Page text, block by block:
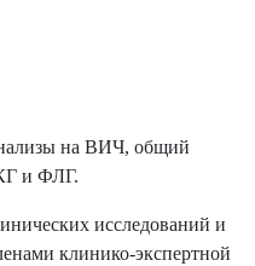
на ВИЧ, общий
и ФЛГ.
исследований и
клинико-экспертной